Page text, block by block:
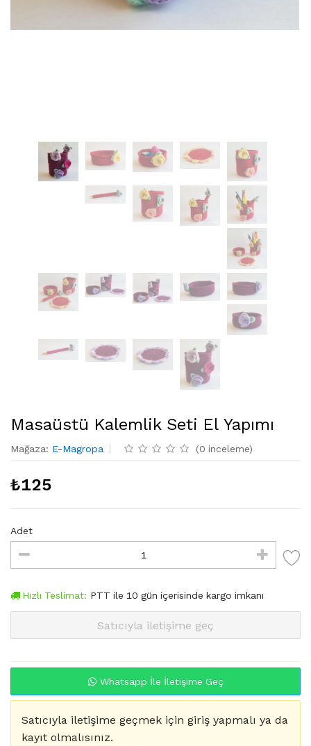
Masaüstü Kalemlik Seti El Yapımı
Mağaza: E-Magropa (0 inceleme)
₺125
Adet
Hızlı Teslimat: PTT ile 10 gün içerisinde kargo imkanı
Satıcıyla iletişime geç
Whatsapp İle İletişime Geç
Satıcıyla iletişime geçmek için giriş yapmalı ya da
kayıt olmalısınız.